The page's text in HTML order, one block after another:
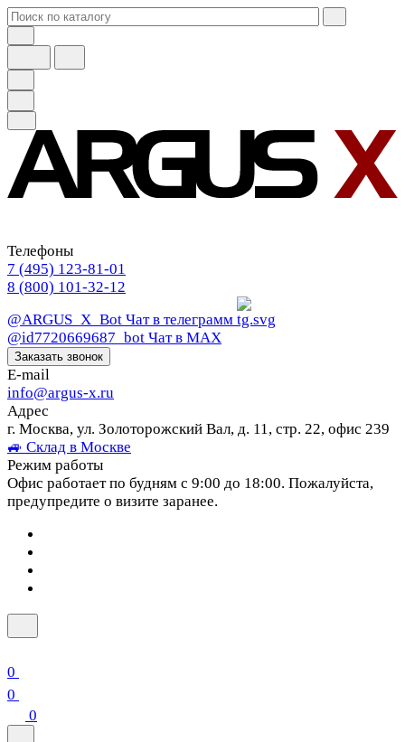
Телефоны
7 (495) 123-81-01
8 (800) 101-32-12
@ARGUS_X_Bot Чат в телеграмм
@id7720669687_bot Чат в МАХ
Заказать звонок
E-mail
info@argus-x.ru
Адрес
г. Москва, ул. Золоторожский Вал, д. 11, стр. 22, офис 239
🚙 Склад в Москве
Режим работы
Офис работает по будням с 9:00 до 18:00. Пожалуйста,
предупредите о визите заранее.
0
0
0